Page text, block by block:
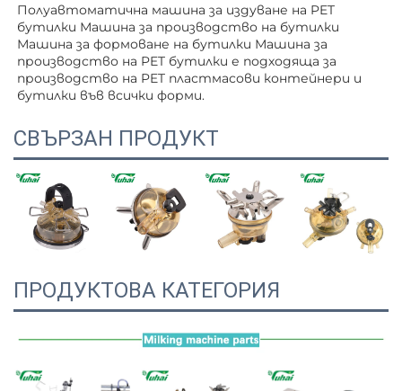
Полуавтоматична машина за издуване на PET
бутилки Машина за производство на бутилки
Машина за формоване на бутилки Машина за
производство на PET бутилки е подходяща за
производство на PET пластмасови контейнери и
бутилки във всички форми.
СВЪРЗАН ПРОДУКТ
ПРОДУКТОВА КАТЕГОРИЯ